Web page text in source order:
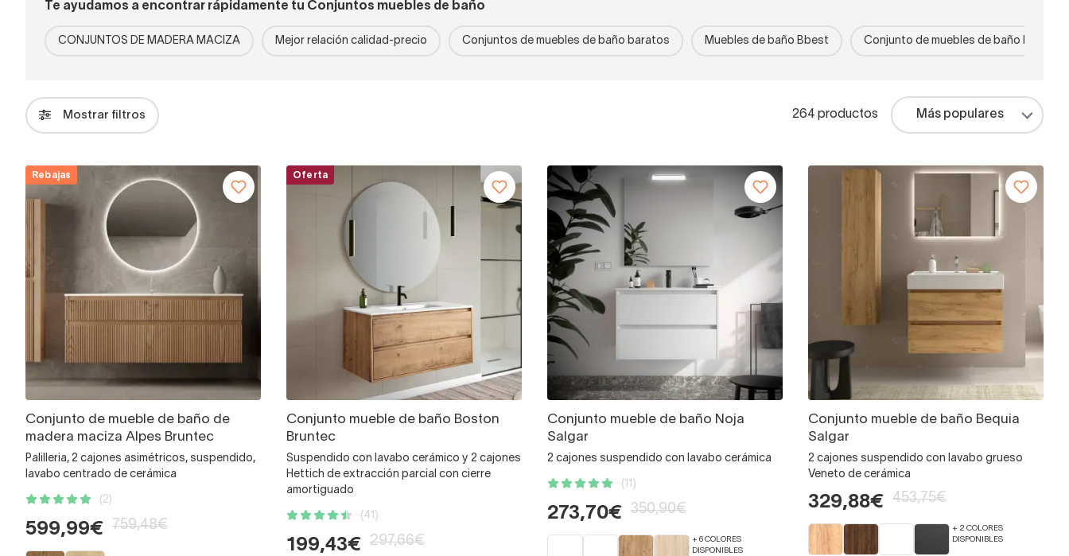
Te ayudamos a encontrar rápidamente tu Conjuntos muebles de baño
CONJUNTOS DE MADERA MACIZA Mejor relación calidad-precio Conjuntos de muebles de baño baratos Muebles de baño Bbest Conjunto de muebles de baño blancos
Mostrar filtros 264 productos
Rebajas
Conjunto de mueble de baño de
madera maciza Alpes Bruntec
Palilleria, 2 cajones asimétricos, suspendido,
lavabo centrado de cerámica
(2)
599,99€ 759,48€
Oferta
Conjunto mueble de baño Boston
Bruntec
Suspendido con lavabo cerámico y 2 cajones
Hettich de extracción parcial con cierre
amortiguado
(41)
199,43€ 297,66€
Conjunto mueble de baño Noja
Salgar
2 cajones suspendido con lavabo cerámica
(11)
273,70€ 350,90€
+ 6 COLORES
DISPONIBLES
Conjunto mueble de baño Bequia
Salgar
2 cajones suspendido con lavabo grueso
Veneto de cerámica
329,88€ 453,75€
+ 2 COLORES
DISPONIBLES